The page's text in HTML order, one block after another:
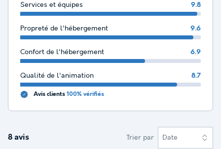
Services et équipes 9.8
Propreté de l'hébergement 9.6
Confort de l'hébergement 6.9
Qualité de l'animation 8.7
Avis clients 100% vérifiés
8 avis Trier par Date